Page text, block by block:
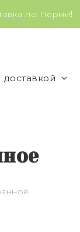
по Перми!
доставкой